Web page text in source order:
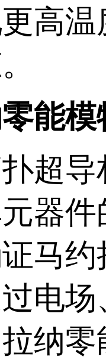
高
能
超
器
马
电
纳